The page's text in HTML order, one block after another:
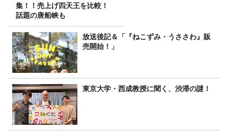
集！！売上げ四天王を比較！
話題の唐船峡も
放送後記＆「『ねこずみ・うささわ』販
売開始！」
東京大学・西成教授に聞く、渋滞の謎！